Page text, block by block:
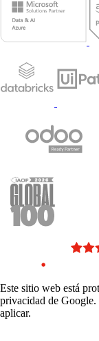
Este sitio web está
privacidad de Google.
aplicar.